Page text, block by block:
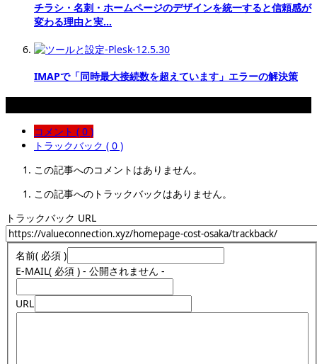
チラシ・名刺・ホームページのデザインを統一すると信頼感が
変わる理由と実…
IMAPで「同時最大接続数を超えています」エラーの解決策
コメント ( 0 )
トラックバック ( 0 )
この記事へのコメントはありません。
この記事へのトラックバックはありません。
トラックバック URL
名前( 必須 )
E-MAIL( 必須 ) - 公開されません -
URL